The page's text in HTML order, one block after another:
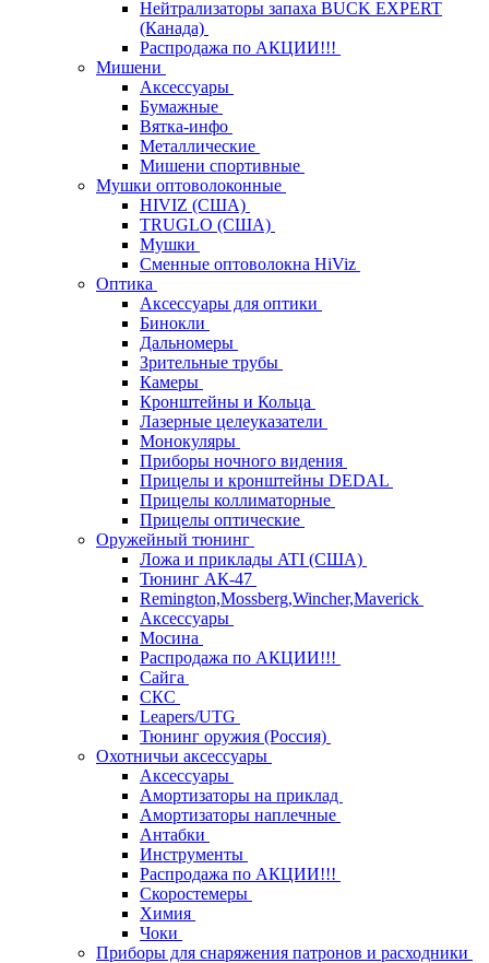
Нейтрализаторы запаха BUCK EXPERT
(Канада)
Распродажа по АКЦИИ!!!
Мишени
Аксессуары
Бумажные
Вятка-инфо
Металлические
Мишени спортивные
Мушки оптоволоконные
HIVIZ (США)
TRUGLO (США)
Мушки
Сменные оптоволокна HiViz
Оптика
Аксессуары для оптики
Бинокли
Дальномеры
Зрительные трубы
Камеры
Кронштейны и Кольца
Лазерные целеуказатели
Монокуляры
Приборы ночного видения
Прицелы и кронштейны DEDAL
Прицелы коллиматорные
Прицелы оптические
Оружейный тюнинг
Ложа и приклады ATI (США)
Тюнинг АК-47
Remington,Mossberg,Wincher,Maverick
Аксессуары
Мосина
Распродажа по АКЦИИ!!!
Сайга
СКС
Leapers/UTG
Тюнинг оружия (Россия)
Охотничьи аксессуары
Аксессуары
Амортизаторы на приклад
Амортизаторы наплечные
Антабки
Инструменты
Распродажа по АКЦИИ!!!
Скоростемеры
Химия
Чоки
Приборы для снаряжения патронов и расходники